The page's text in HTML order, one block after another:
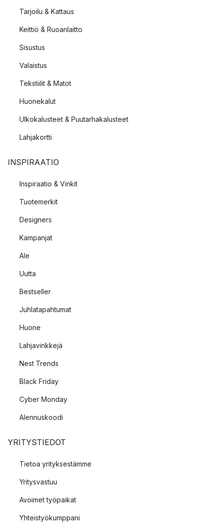
Tarjoilu & Kattaus
Keittiö & Ruoanlaitto
Sisustus
Valaistus
Tekstiilit & Matot
Huonekalut
Ulkokalusteet & Puutarhakalusteet
Lahjakortti
INSPIRAATIO
Inspiraatio & Vinkit
Tuotemerkit
Designers
Kampanjat
Ale
Uutta
Bestseller
Juhlatapahtumat
Huone
Lahjavinkkejä
Nest Trends
Black Friday
Cyber Monday
Alennuskoodi
YRITYSTIEDOT
Tietoa yrityksestämme
Yritysvastuu
Avoimet työpaikat
Yhteistyökumppani